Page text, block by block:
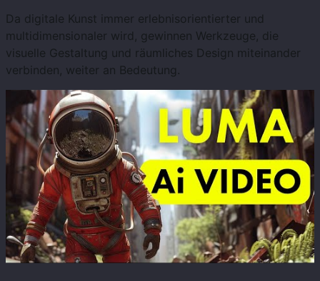
Da digitale Kunst immer erlebnisorientierter und
multidimensionaler wird, gewinnen Werkzeuge, die
visuelle Gestaltung und räumliches Design miteinander
verbinden, weiter an Bedeutung.